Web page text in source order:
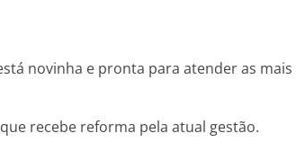
novinha e pronta para atender as
recebe reforma pela atual gestão.